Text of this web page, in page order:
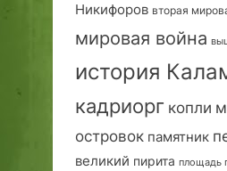
Никифоров вторая
мировая война
история
кадриорг копли
островок памятник
великий пирита площадь